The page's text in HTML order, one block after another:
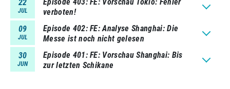
22
JUL
verboten!
09
JUL
Episode 402 FE: Analyse Shanghai: Die
Messe ist noch nicht gelesen
30
JUN
Episode 401 FE: Vorschau Shanghai: Bis
zur letzten Schikane